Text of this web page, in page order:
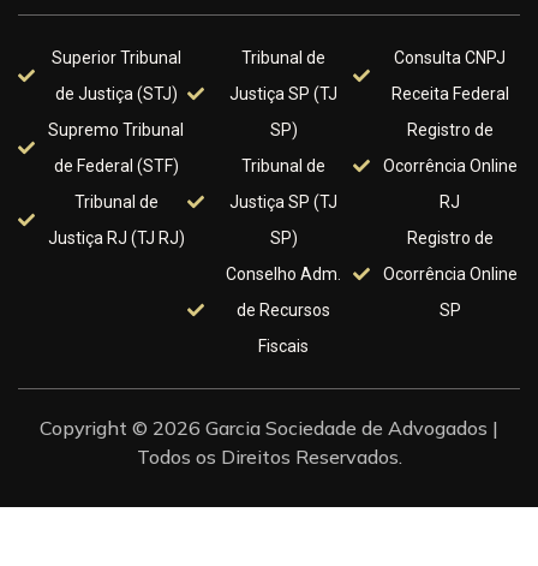
Superior Tribunal
de Justiça (STJ)
Supremo Tribunal
de Federal (STF)
Tribunal de
Justiça RJ (TJ RJ)
Tribunal de
Justiça SP (TJ
SP)
Tribunal de
Justiça SP (TJ
SP)
Conselho Adm.
de Recursos
Fiscais
Consulta CNPJ
Receita Federal
Registro de
Ocorrência Online
RJ
Registro de
Ocorrência Online
SP
Copyright © 2026 Garcia Sociedade de Advogados |
Todos os Direitos Reservados.